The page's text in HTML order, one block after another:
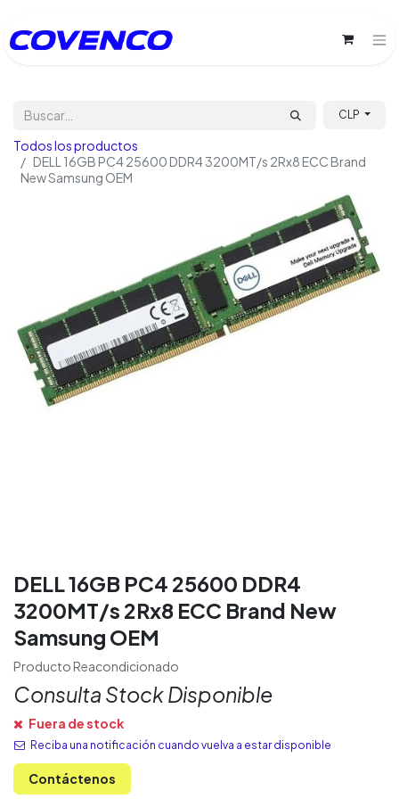
CLP
Todos los productos
DELL 16GB PC4 25600 DDR4 3200MT/s 2Rx8 ECC Brand
New Samsung OEM
DELL 16GB PC4 25600 DDR4
3200MT/s 2Rx8 ECC Brand New
Samsung OEM
Producto Reacondicionado
Consulta Stock Disponible
Fuera de stock
Reciba una notificación cuando vuelva a estar disponible
Contáctenos